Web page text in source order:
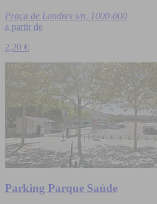
Praça de Londres s/n, 1000-000
a partir de
2,20 €
Parking Parque Saúde